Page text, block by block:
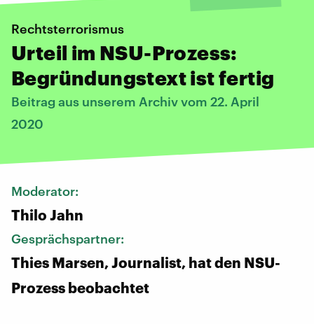
Rechtsterrorismus
Urteil im NSU-Prozess:
Begründungstext ist fertig
Beitrag aus unserem Archiv vom 22. April
2020
Moderator:
Thilo Jahn
Gesprächspartner:
Thies Marsen, Journalist, hat den NSU-
Prozess beobachtet